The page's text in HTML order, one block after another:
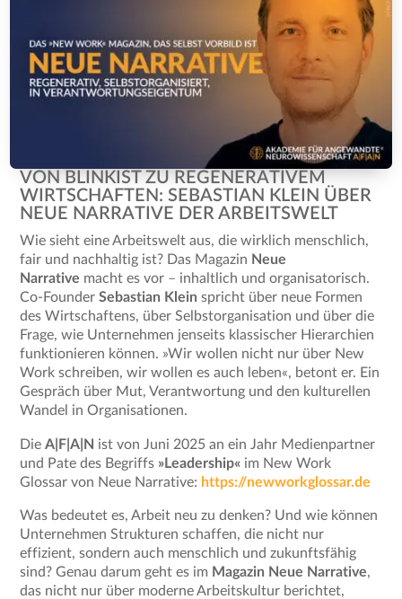
VON BLINKIST ZU REGENERATIVEM
WIRTSCHAFTEN: SEBASTIAN KLEIN ÜBER
NEUE NARRATIVE DER ARBEITSWELT
Wie sieht eine Arbeitswelt aus, die wirklich menschlich,
fair und nachhaltig ist? Das Magazin Neue
Narrative macht es vor – inhaltlich und organisatorisch.
Co-FounderSebastian Klein spricht über neue Formen
des Wirtschaftens, über Selbstorganisation und über die
Frage, wie Unternehmen jenseits klassischer Hierarchien
funktionieren können. »Wir wollen nicht nur über New
Work schreiben, wir wollen es auch leben«, betont er. Ein
Gespräch über Mut, Verantwortung und den kulturellen
Wandel in Organisationen.
DieA|F|A|N ist von Juni 2025 an ein Jahr Medienpartner
und Pate des Begriffs »Leadership« im New Work
Glossar von Neue Narrative: https://newworkglossar.de
Was bedeutet es, Arbeit neu zu denken? Und wie können
Unternehmen Strukturen schaffen, die nicht nur
effizient, sondern auch menschlich und zukunftsfähig
sind? Genau darum geht es im Magazin Neue Narrative,
das nicht nur über moderne Arbeitskultur berichtet,